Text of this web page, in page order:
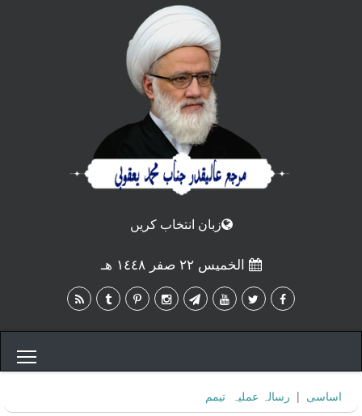
زبان انتخاب كريں
الخميس ٢٢ صفر ١٤٤٨ هـ
اساسى | رسالہ عمليہ تیمم